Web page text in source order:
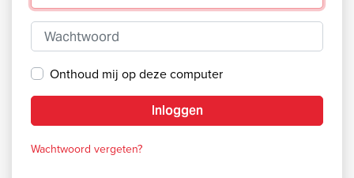
Wachtwoord
Onthoud mij op deze computer
Inloggen
Wachtwoord vergeten?